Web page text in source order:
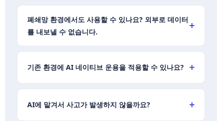
폐쇄망 환경에서도 사용할 수 있나요? 외부로 데이터
를 내보낼 수 없습니다.
기존 환경에 AI 네이티브 운용을 적용할 수 있나요?
AI에 맡겨서 사고가 발생하지 않을까요?